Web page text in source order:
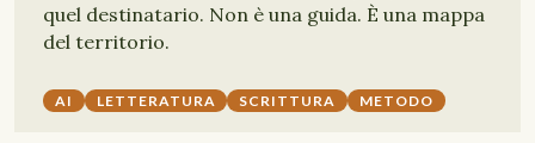
quel destinatario. Non è una guida. È una mappa
del territorio.
AI LETTERATURA SCRITTURA METODO